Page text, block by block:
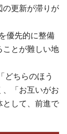
の更新が滞りが
優先的に整備
ことが難しい地
どちらのほう
「お互いがお
として、前進で